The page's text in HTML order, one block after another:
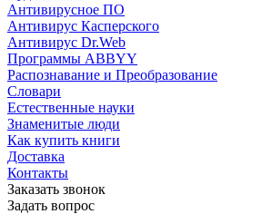
Антивирусное ПО
Антивирус Касперского
Антивирус Dr.Web
Программы ABBYY
Распознавание и Преобразование
Словари
Естественные науки
Знаменитые люди
Как купить книги
Доставка
Контакты
Заказать звонок
Задать вопрос